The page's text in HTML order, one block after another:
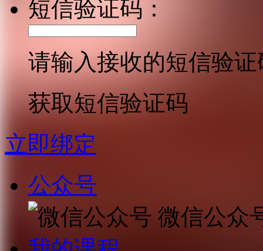
短信验证码：
请输入接收的短信验证
获取短信验证码
立即绑定
公众号
微信公众